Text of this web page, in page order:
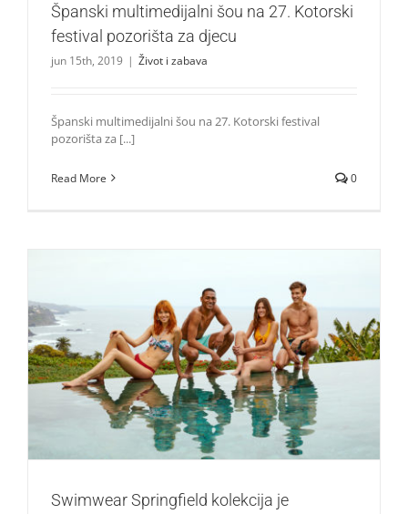
Španski multimedijalni šou na 27. Kotorski
festival pozorišta za djecu
jun 15th, 2019 | Život i zabava
Španski multimedijalni šou na 27. Kotorski festival
pozorišta za [...]
Read More 0
Swimwear Springfield kolekcija je savršena!
Lepota i moda
Swimwear Springfield kolekcija je